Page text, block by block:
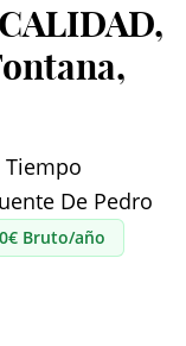
,
Tiempo
De Pedro
Bruto/año